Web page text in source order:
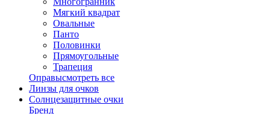
Мягкий квадрат
Овальные
Панто
Половинки
Прямоугольные
Трапеция
Оправысмотреть все
Линзы для очков
Солнцезащитные очки
Бренд